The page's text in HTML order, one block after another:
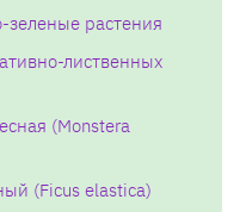
растения
лиственных
(Monstera
(Ficus elastica)